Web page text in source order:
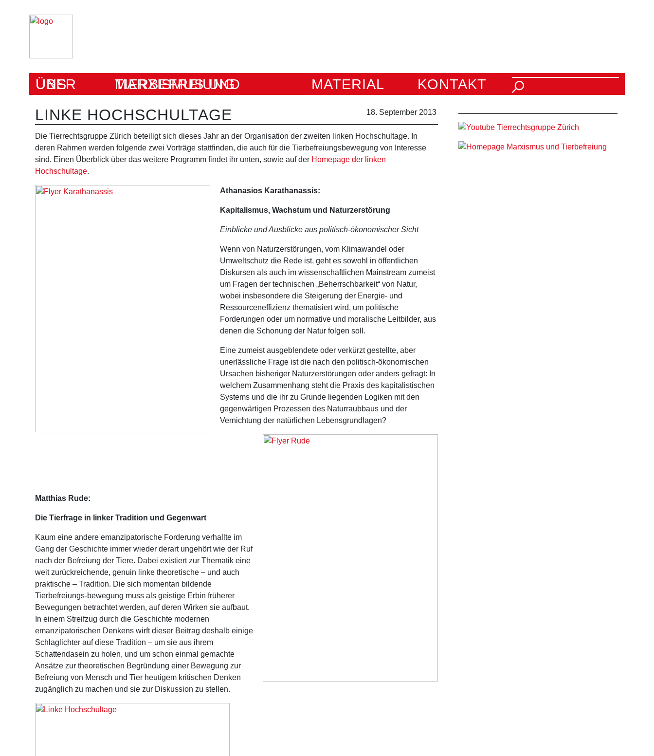
ÜBER UNS MARXISMUS UND TIERBEFREIUNG MATERIAL KONTAKT Suchen nach:
18. September 2013
LINKE HOCHSCHULTAGE
Die Tierrechtsgruppe Zürich beteiligt sich dieses Jahr an der Organisation der zweiten linken Hochschultage. In
deren Rahmen werden folgende zwei Vorträge stattfinden, die auch für die Tierbefreiungsbewegung von Interesse
sind. Einen Überblick über das weitere Programm findet ihr unten, sowie auf der Homepage der linken
Hochschultage.
Athanasios Karathanassis:
Kapitalismus, Wachstum und Naturzerstörung
Einblicke und Ausblicke aus politisch-ökonomischer Sicht
Wenn von Naturzerstörungen, vom Klimawandel oder
Umweltschutz die Rede ist, geht es sowohl in öffentlichen
Diskursen als auch im wissenschaftlichen Mainstream zumeist
um Fragen der technischen „Beherrschbarkeit“ von Natur,
wobei insbesondere die Steigerung der Energie- und
Ressourceneffizienz thematisiert wird, um politische
Forderungen oder um normative und moralische Leitbilder, aus
denen die Schonung der Natur folgen soll.
Eine zumeist ausgeblendete oder verkürzt gestellte, aber
unerlässliche Frage ist die nach den politisch-ökonomischen
Ursachen bisheriger Naturzerstörungen oder anders gefragt: In
welchem Zusammenhang steht die Praxis des kapitalistischen
Systems und die ihr zu Grunde liegenden Logiken mit den
gegenwärtigen Prozessen des Naturraubbaus und der
Vernichtung der natürlichen Lebensgrundlagen?
Matthias Rude:
Die Tierfrage in linker Tradition und Gegenwart
Kaum eine andere emanzipatorische Forderung verhallte im
Gang der Geschichte immer wieder derart ungehört wie der Ruf
nach der Befreiung der Tiere. Dabei existiert zur Thematik eine
weit zurückreichende, genuin linke theoretische – und auch
praktische – Tradition. Die sich momentan bildende
Tierbefreiungs-bewegung muss als geistige Erbin früherer
Bewegungen betrachtet werden, auf deren Wirken sie aufbaut.
In einem Streifzug durch die Geschichte modernen
emanzipatorischen Denkens wirft dieser Beitrag deshalb einige
Schlaglichter auf diese Tradition – um sie aus ihrem
Schattendasein zu holen, und um schon einmal gemachte
Ansätze zur theoretischen Begründung einer Bewegung zur
Befreiung von Mensch und Tier heutigem kritischen Denken
zugänglich zu machen und sie zur Diskussion zu stellen.